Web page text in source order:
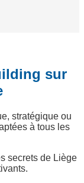
sur
stratégique ou
à tous les
secrets de Liège